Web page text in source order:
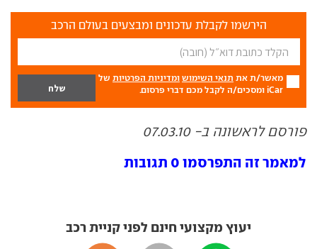
הירשמו לקבלת עדכונים ומבצעים בעולם הרכב
מאשר/ת את תנאי השימוש ומדיניות הפרטיות של
iCar ומסכים/ה לקבל מכם דברי פרסום.
פורסם לראשונה ב- 07.03.10
למאמר זה התפרסמו 0 תגובות
יעוץ מקצועי חינם לפני קניית רכב